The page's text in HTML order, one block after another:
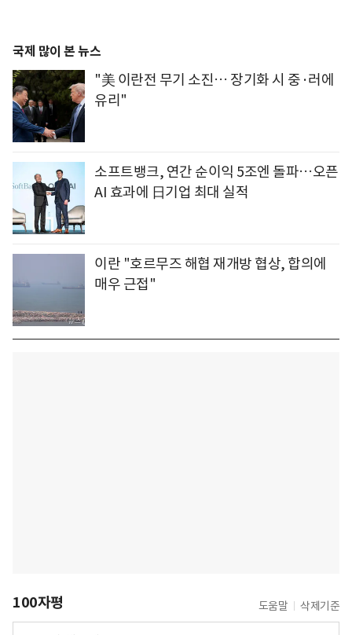
국제 많이 본 뉴스
"美 이란전 무기 소진… 장기화 시 중·러에
유리"
소프트뱅크, 연간 순이익 5조엔 돌파…오픈
AI 효과에 日기업 최대 실적
이란 "호르무즈 해협 재개방 협상, 합의에
매우 근접"
100자평 도움말 삭제기준